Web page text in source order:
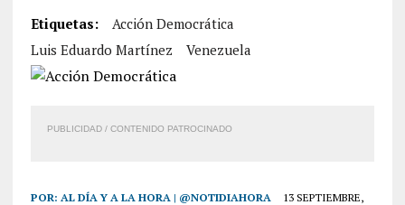
Etiquetas:
Acción Democrática
Luis Eduardo Martínez
Venezuela
PUBLICIDAD / CONTENIDO PATROCINADO
POR: AL DÍA Y A LA HORA | @NOTIDIAHORA
13 SEPTIEMBRE,